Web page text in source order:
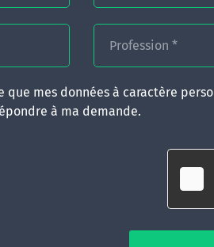
Profession *
mes données à caractère
à ma demande.
CONTACT